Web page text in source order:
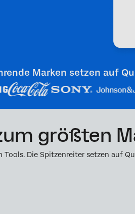
Marken setzen auf
größten
Die Spitzenreiter setzen auf